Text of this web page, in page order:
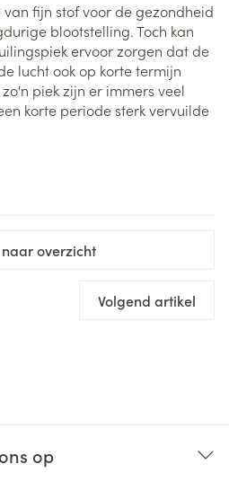
fijn stof voor de gezondheid
blootstelling. Toch kan
ervoor zorgen dat de
lucht ook op korte termijn
piek zijn er immers veel
korte periode sterk vervuilde
overzicht
Volgend artikel
op